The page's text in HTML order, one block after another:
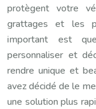
protègent votre
grattages et les
important est
personnaliser et
rendre unique et
avez décidé de le
une solution plus